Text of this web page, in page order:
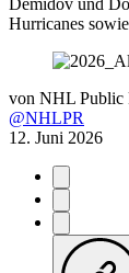
Hurricanes
von NHL Public
@NHLPR
12. Juni 2026